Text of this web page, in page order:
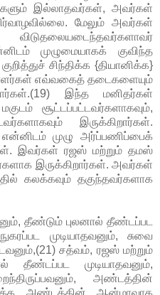
இல்லாதவர்கள், அவர்கள்
மேலும் அவர்கள்
முழுமையாகக் குவிந்த
சிந்திக்க {தியானிக்க}
எவ்வகைத் தடைகளையும்
இந்த மனிதர்கள்
சூட்டப்பட்டவர்களாகவும்,
இருக்கிறார்கள்.
முழு அர்ப்பணிப்பைக்
இவர்கள் ரஜஸ் மற்றும் தமஸ்
இருக்கிறார்கள். அவர்கள்
கலக்கவும் தகுந்தவர்களாக
தீண்டும் புலனால் தீண்டப்பட
முடியாதவனும், சுவை
சத்வம், ரஜஸ் மற்றும்
முடியாதவனும்,
அண்டத்தின்
அண்டத்தின் ஆன்மாவாக